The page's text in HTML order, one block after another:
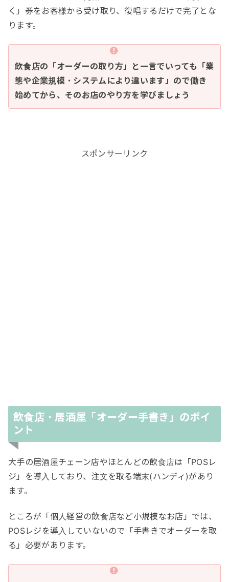
く」券をお客様から受け取り、復唱するだけで完了とな
ります。
飲食店の「オーダーの取り方」と一言でいっても「業
態や企業規模・システムにより違います」ので働き
始めてから、そのお店のやり方を学びましょう
スポンサーリンク
飲食店・居酒屋「オーダー手書き」のポイ
ント
大手の居酒屋チェーン店やほとんどの飲食店は「POSレ
ジ」を導入しており、注文を取る端末(ハンディ)があり
ます。
ところが「個人経営の飲食店など小規模なお店」では、
POSレジを導入していないので「手書きでオーダーを取
る」必要があります。